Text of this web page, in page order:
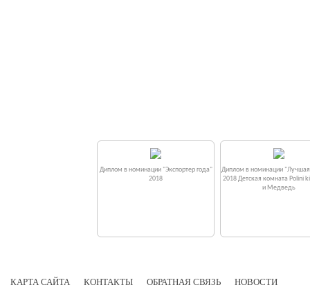
Диплом в номинации "Экспортер года"
2018
Диплом в номинации
2018 Детская комната Polini
и Медведь
КАРТА САЙТА КОНТАКТЫ ОБРАТНАЯ СВЯЗЬ НОВОСТИ